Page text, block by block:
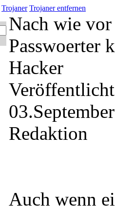
Trojaner Trojaner entfernen
Nach wie
Passwoerter
Hacker
Redaktion
Auch wenn